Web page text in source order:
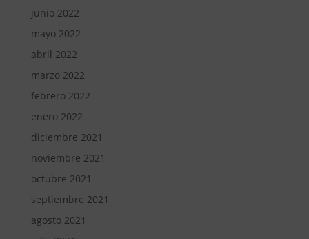
junio 2022
mayo 2022
abril 2022
marzo 2022
febrero 2022
enero 2022
diciembre 2021
noviembre 2021
octubre 2021
septiembre 2021
agosto 2021